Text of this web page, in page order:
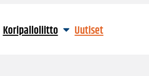
Koripalloliitto Uutiset